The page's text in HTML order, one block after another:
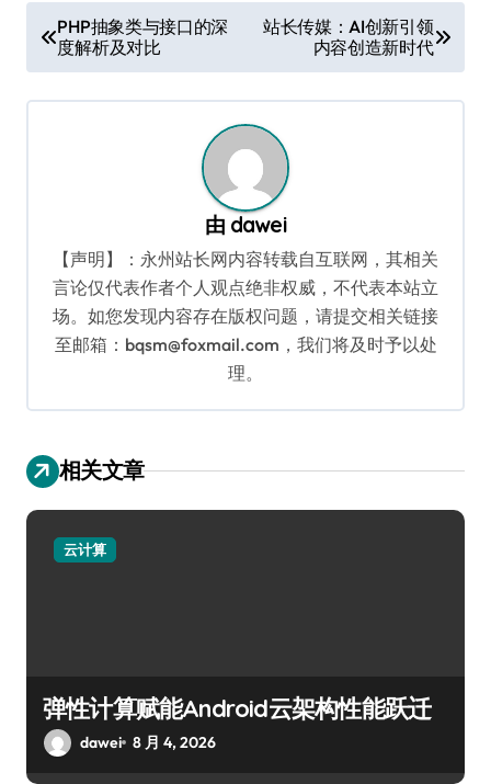
章
导
PHP抽象类与接口的深
度解析及对比
站长传媒：AI创新引领
内容创造新时代
由 dawei
【声明】：永州站长网内容转载自互联网，其相关
言论仅代表作者个人观点绝非权威，不代表本站立
场。如您发现内容存在版权问题，请提交相关链接
至邮箱：bqsm@foxmail.com，我们将及时予以处
理。
相关文章
云计算
弹性计算赋能Android云架构性能跃迁
dawei 8 月 4, 2026